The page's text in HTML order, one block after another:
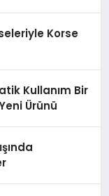
Korse
Kullanım Bir
Ürünü